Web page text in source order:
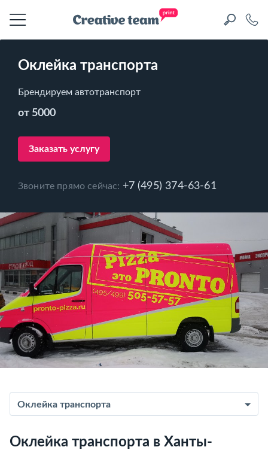
Оклейка транспорта
Брендируем автотранспорт
от 5000
Заказать услугу
Звоните прямо сейчас: +7 (495) 374-63-61
Оклейка транспорта
Оклейка транспорта в Ханты-